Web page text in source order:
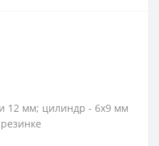
12 мм; цилиндр - 6х9 мм